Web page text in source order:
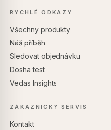
RYCHLÉ ODKAZY
Všechny produkty
Náš příběh
Sledovat objednávku
Dosha test
Vedas Insights
ZÁKAZNICKÝ SERVIS
Kontakt